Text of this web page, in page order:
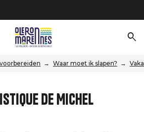
Waar moet ik slapen?
de Michel